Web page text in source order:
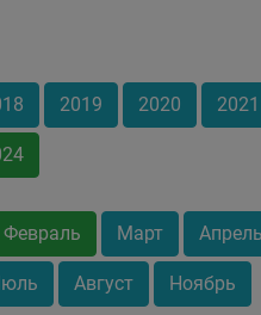
2019 2020 2021
Февраль Март Апрель
Август Ноябрь